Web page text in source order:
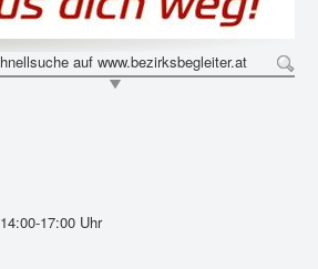
auf www.bezirksbegleiter.at
17:00 Uhr